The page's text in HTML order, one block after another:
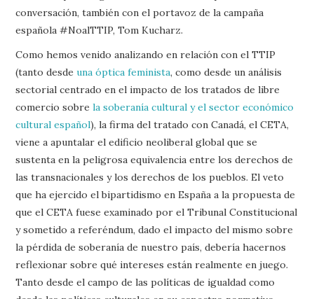
conversación, también con el portavoz de la campaña
española #NoalTTIP, Tom Kucharz.
Como hemos venido analizando en relación con el TTIP
(tanto desdeuna óptica feminista, como desde un análisis
sectorial centrado en el impacto de los tratados de libre
comercio sobrela soberanía cultural y el sector económico
cultural español), la firma del tratado con Canadá, el CETA,
viene a apuntalar el edificio neoliberal global que se
sustenta en la peligrosa equivalencia entre los derechos de
las transnacionales y los derechos de los pueblos. El veto
que ha ejercido el bipartidismo en España a la propuesta de
que el CETA fuese examinado por el Tribunal Constitucional
y sometido a referéndum, dado el impacto del mismo sobre
la pérdida de soberanía de nuestro país, debería hacernos
reflexionar sobre qué intereses están realmente en juego.
Tanto desde el campo de las políticas de igualdad como